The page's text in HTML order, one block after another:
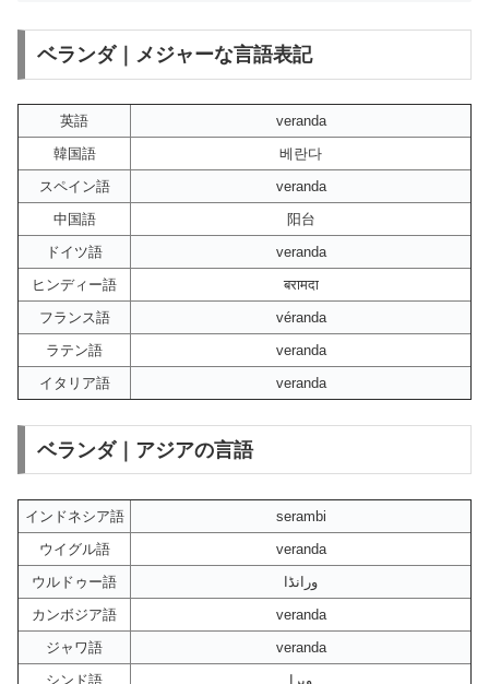
ベランダ｜メジャーな言語表記
英語
veranda
韓国語
베란다
スペイン語
veranda
中国語
阳台
ドイツ語
veranda
ヒンディー語
बरामदा
フランス語
véranda
ラテン語
veranda
イタリア語
veranda
ベランダ｜アジアの言語
インドネシア語
serambi
ウイグル語
veranda
ウルドゥー語
ورانڈا
カンボジア語
veranda
ジャワ語
veranda
シンド語
ويرا